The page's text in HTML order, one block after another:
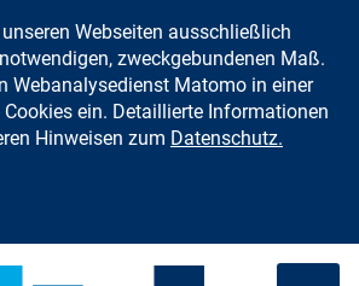
Zum Inhalt springen
Webseiten ausschließlich
zweckgebundenen Maß.
Webanalysedienst Matomo in einer
ein. Detaillierte Informationen
Hinweisen zum Datenschutz.